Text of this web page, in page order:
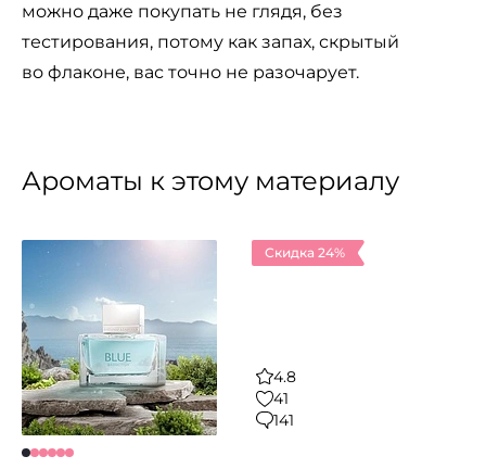
можно даже покупать не глядя, без
тестирования, потому как запах, скрытый
во флаконе, вас точно не разочарует.
Ароматы к этому материалу
Скидка 24%
4.8
41
141